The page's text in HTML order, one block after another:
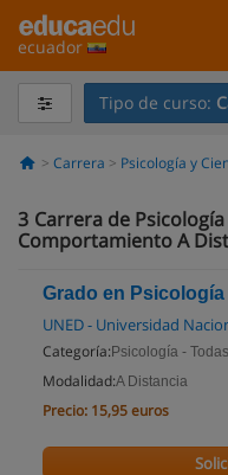
ecuador
Tipo de curso:
Carrera Psicología y
3 Carrera de
Comportamiento A
Grado en Psicología
UNED - Universidad
Categoría: Psicología - Todas
Modalidad:A Distancia
Precio: 15,95 euros